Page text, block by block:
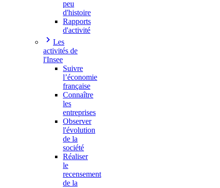
peu
d'histoire
Rapports
d'activité
Les
activités de
l'Insee
Suivre
l’économie
française
Connaître
les
entreprises
Observer
l'évolution
de la
société
Réaliser
le
recensement
de la